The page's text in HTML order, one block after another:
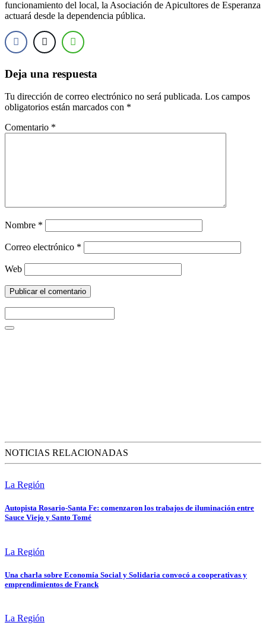
funcionamiento del local, la Asociación de Apicultores de Esperanza
actuará desde la dependencia pública.
Deja una respuesta
Tu dirección de correo electrónico no será publicada. Los campos
obligatorios están marcados con *
Comentario *
Nombre *
Correo electrónico *
Web
NOTICIAS RELACIONADAS
La Región
Autopista Rosario-Santa Fe: comenzaron los trabajos de iluminación entre
Sauce Viejo y Santo Tomé
La Región
Una charla sobre Economía Social y Solidaria convocó a cooperativas y
emprendimientos de Franck
La Región